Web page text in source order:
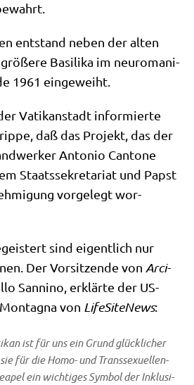
ent­stand neben der alten
grö­ße­re Basi­li­ka im neu­ro­ma­ni­
1961 eingeweiht.
Vati­kan­stadt infor­mier­te
daß das Pro­jekt, das der
Anto­nio Can­to­ne
Staats­se­kre­ta­ri­at und Papst
vor­ge­legt wor­
sind eigent­lich nur
Der Vor­sit­zen­de von Arci­
San­ni­no, erklär­te der US-
von Life­Si­teNews:
ist für uns ein Grund glück­li­cher
für die Homo- und Trans­se­xu­el­len-
ein wich­ti­ges Sym­bol der Inklu­si­